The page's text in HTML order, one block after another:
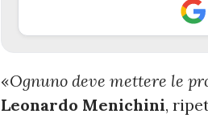
«Ognuno deve mettere le
Leonardo Menichini,